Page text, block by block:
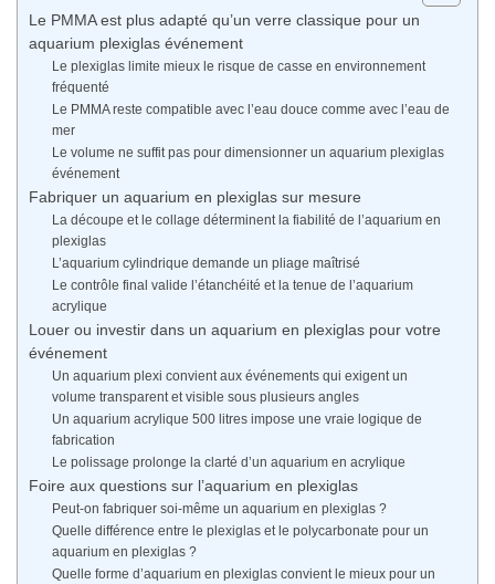
Le PMMA est plus adapté qu’un verre classique pour un
aquarium plexiglas événement
Le plexiglas limite mieux le risque de casse en environnement
fréquenté
Le PMMA reste compatible avec l’eau douce comme avec l’eau de
mer
Le volume ne suffit pas pour dimensionner un aquarium plexiglas
événement
Fabriquer un aquarium en plexiglas sur mesure
La découpe et le collage déterminent la fiabilité de l’aquarium en
plexiglas
L’aquarium cylindrique demande un pliage maîtrisé
Le contrôle final valide l’étanchéité et la tenue de l’aquarium
acrylique
Louer ou investir dans un aquarium en plexiglas pour votre
événement
Un aquarium plexi convient aux événements qui exigent un
volume transparent et visible sous plusieurs angles
Un aquarium acrylique 500 litres impose une vraie logique de
fabrication
Le polissage prolonge la clarté d’un aquarium en acrylique
Foire aux questions sur l’aquarium en plexiglas
Peut-on fabriquer soi-même un aquarium en plexiglas ?
Quelle différence entre le plexiglas et le polycarbonate pour un
aquarium en plexiglas ?
Quelle forme d’aquarium en plexiglas convient le mieux pour un